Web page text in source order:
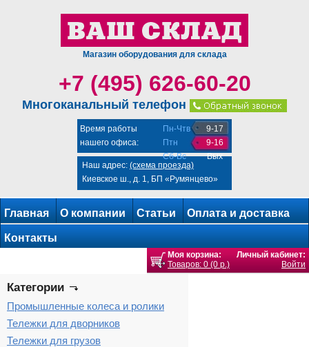
Магазин оборудования для склада
+7 (495) 626-60-20
Многоканальный телефон
Время работы
нашего офиса:
Пн-Чтв
Птн
Сб-Вс
9-17
9-16
Вых
Наш адрес: (схема проезда)
Киевское ш., д. 1, БП «Румянцево»
Главная О компании Статьи Оплата и доставка
Контакты
Моя корзина:
Товаров: 0 (0 р.)
Личный кабинет:
Войти
Категории
Промышленные колеса и ролики
Тележки для дворников
Тележки для грузов